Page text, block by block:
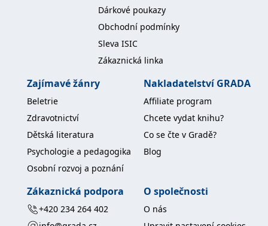
Dárkové poukazy
Obchodní podmínky
Sleva ISIC
Zákaznická linka
Zajímavé žánry
Beletrie
Zdravotnictví
Dětská literatura
Psychologie a pedagogika
Osobní rozvoj a poznání
Nakladatelství GRADA
Affiliate program
Chcete vydat knihu?
Co se čte v Gradě?
Blog
Zákaznická podpora
+420 234 264 402
O společnosti
O nás